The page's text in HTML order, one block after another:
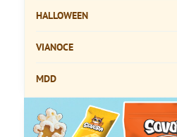
HALLOWEEN
VIANOCE
MDD